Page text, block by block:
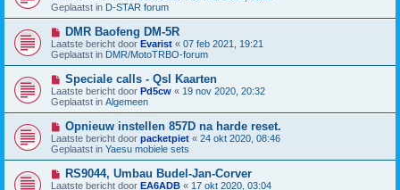
tr
i
h
t
e
u
w
b
e
r
i
c
h
t
Geplaatst in D-STAR forum
N
i
e
u
w
b
e
r
i
c
h
t
DMR Baofeng DM-5R
Laatste bericht door Evarist « 07 feb 2021, 19:21
Geplaatst in DMR/MotoTRBO-forum
N
i
e
u
w
b
e
r
i
h
Speciale calls - Qsl Kaarten
Laatste bericht door Pd5cw « 19 nov 2020, 20:32
Geplaatst in Algemeen
N
i
e
u
w
b
e
Opnieuw instellen 857D na harde reset.
Laatste bericht door packetpiet « 24 okt 2020, 08:46
Geplaatst in Yaesu mobiele sets
N
i
RS9044, Umbau Budel-Jan-Corver
Laatste bericht door EA6ADB « 17 okt 2020, 03:04